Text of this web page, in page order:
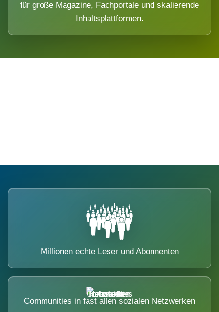
für große Magazine, Fachportale und skalierende
Inhaltsplattformen.
Millionen echte Leser und Abonnenten
Communities in fast allen sozialen Netzwerken